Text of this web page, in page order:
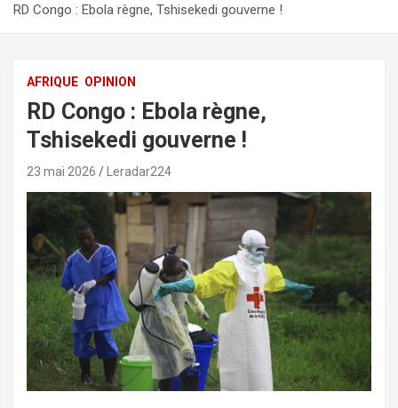
RD Congo : Ebola règne, Tshisekedi gouverne !
AFRIQUE OPINION
RD Congo : Ebola règne,
Tshisekedi gouverne !
23 mai 2026 Leradar224